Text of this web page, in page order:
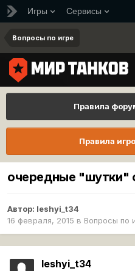
Игры Сервисы
Вопросы по игре
Правила
Правила
очередные "шутки"
Автор: leshyi_t34
16 февраля, 2015 в Вопросы по
leshyi_t34